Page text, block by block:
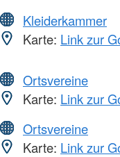
Kleiderkammer
Karte: Link zur
Ortsvereine
Karte: Link zur
Ortsvereine
Karte: Link zur